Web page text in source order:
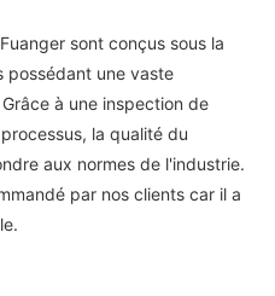
sont conçus sous la
possédant une vaste
à une inspection de
la qualité du
aux normes de l'industrie.
par nos clients car il a